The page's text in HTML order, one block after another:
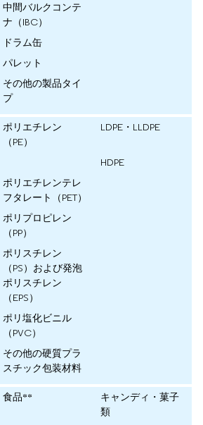
中間バルクコンテ
ナ（IBC）
ドラム缶
パレット
その他の製品タイ
プ
ポリエチレン
（PE）
LDPE・LLDPE
HDPE
ポリエチレンテレ
フタレート（PET）
ポリプロピレン
（PP）
ポリスチレン
（PS）および発泡
ポリスチレン
（EPS）
ポリ塩化ビニル
（PVC）
その他の硬質プラ
スチック包装材料
食品**
キャンディ・菓子
類